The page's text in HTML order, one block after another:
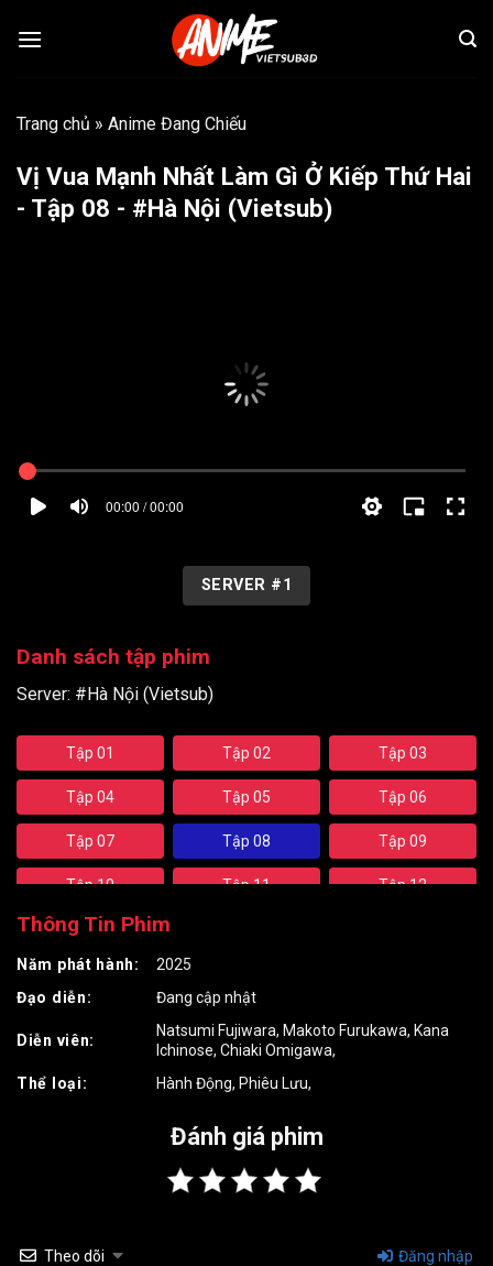
qua
Trang chủ » Anime Đang Chiếu
Vị Vua Mạnh Nhất Làm Gì Ở Kiếp Thứ Hai
- Tập 08 - #Hà Nội (Vietsub)
00:00 / 00:00
SERVER #1
Danh sách tập phim
Server: #Hà Nội (Vietsub)
Tập 01 Tập 02 Tập 03
Tập 04 Tập 05 Tập 06
Tập 07 Tập 08 Tập 09
Tập 10 Tập 11 Tập 12
Thông Tin Phim
Năm phát hành:
2025
Đạo diễn:
Đang cập nhật
Diễn viên:
Natsumi Fujiwara, Makoto Furukawa, Kana
Ichinose, Chiaki Omigawa,
Thể loại:
Hành Động, Phiêu Lưu,
Đánh giá phim
Theo dõi Đăng nhập